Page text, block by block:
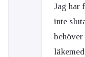
Jag har
inte